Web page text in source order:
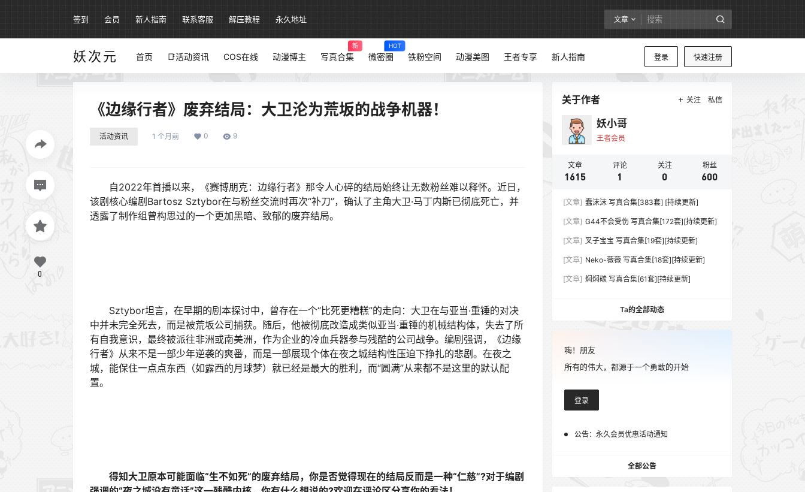
签到 会员 新人指南 联系客服 解压教程 永久地址 文章
妖次元 登录 快速注册
首页 📑活动资讯 COS在线 动漫博主 写真合集
新
微密圈
HOT
铁粉空间 动漫美图 王者专享 新人指南
《边缘行者》废弃结局：大卫沦为荒坂的战争机器！
活动资讯 1 个月前 0 9
自2022年首播以来，《赛博朋克：边缘行者》那令人心碎的结局始终让无数粉丝难以释怀。近日，
该剧核心编剧Bartosz Sztybor在与粉丝交流时再次“补刀”，确认了主角大卫·马丁内斯已彻底死亡，并
透露了制作组曾构思过的一个更加黑暗、致郁的废弃结局。
Sztybor坦言，在早期的剧本探讨中，曾存在一个“比死更糟糕”的走向：大卫在与亚当·重锤的对决
中并未完全死去，而是被荒坂公司捕获。随后，他被彻底改造成类似亚当·重锤的机械结构体，失去了所
有自我意识，最终被派往非洲或南美洲，作为企业的冷血兵器参与残酷的公司战争。编剧强调，《边缘
行者》从来不是一部少年逆袭的爽番，而是一部展现个体在夜之城结构性压迫下挣扎的悲剧。在夜之
城，能保住一点点东西（如露西的月球梦）就已经是最大的胜利，而“圆满”从来都不是这里的默认配
置。
得知大卫原本可能面临“生不如死”的废弃结局，你是否觉得现在的结局反而是一种“仁慈”?对于编剧
0
关于作者 关注 私信
妖小哥
王者会员
文章
1615
评论
1
关注
0
粉丝
600
[文章] 蠢沫沫 写真合集[383套] [持续更新]
[文章] G44不会受伤 写真合集[172套][持续更新]
[文章] 叉子宝宝 写真合集[19套][持续更新]
[文章] Neko-薇薇 写真合集[18套][持续更新]
[文章] 焖焖碳 写真合集[61套][持续更新]
Ta的全部动态
嗨！朋友
所有的伟大，都源于一个勇敢的开始
登录
公告： 永久会员优惠活动通知
全部公告